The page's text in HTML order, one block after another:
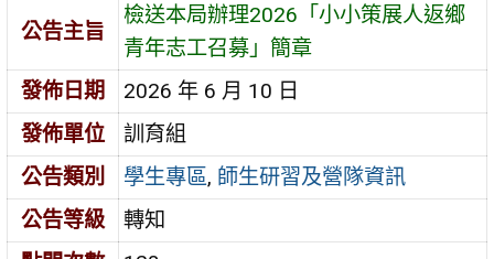
公告主旨
檢送本局辦理2026「小小策展人返鄉
青年志工召募」簡章
發佈日期
2026 年 6 月 10 日
發佈單位
訓育組
公告類別
學生專區, 師生研習及營隊資訊
公告等級
轉知